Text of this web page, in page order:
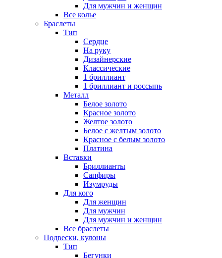
Для мужчин и женщин
Все колье
Браслеты
Тип
Сердце
На руку
Дизайнерские
Классические
1 бриллиант
1 бриллиант и россыпь
Металл
Белое золото
Красное золото
Желтое золото
Белое с желтым золото
Красное с белым золото
Платина
Вставки
Бриллианты
Сапфиры
Изумруды
Для кого
Для женщин
Для мужчин
Для мужчин и женщин
Все браслеты
Подвески, кулоны
Тип
Бегунки